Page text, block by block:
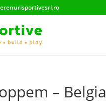
– Belgia